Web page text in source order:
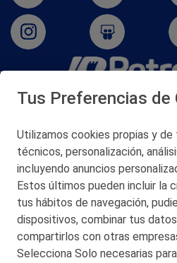
San Martín 5-Edificio
© 2026
CONTACTO
MAPA WEB
Tus Preferencias de
Utilizamos cookies propias y
técnicos, personalización,
incluyendo anuncios
Estos últimos pueden incluir la
tus hábitos de navegación,
dispositivos, combinar tus
compartirlos con otras
Selecciona Solo necesarias